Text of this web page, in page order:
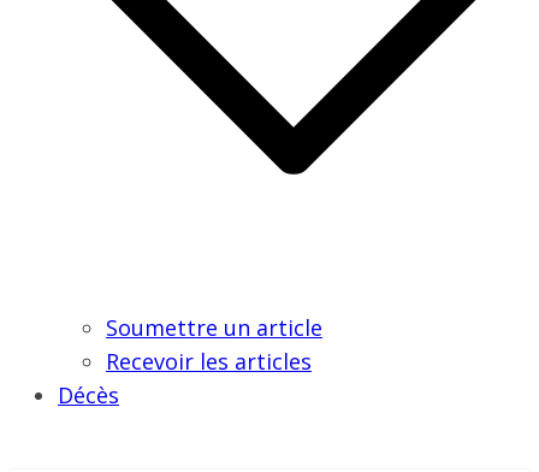
Soumettre un article
Recevoir les articles
Décès